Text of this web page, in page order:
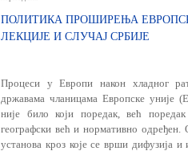
ПОЛИТИКА ПРОШИРЕЊА
ЛЕКЦИЈЕ И СЛУЧАЈ СРБИЈЕ
Процеси у Европи након хладног
државама чланицама Европске уније
није било који поредак, већ
географски већ и нормативно
установа кроз које се врши дифузија